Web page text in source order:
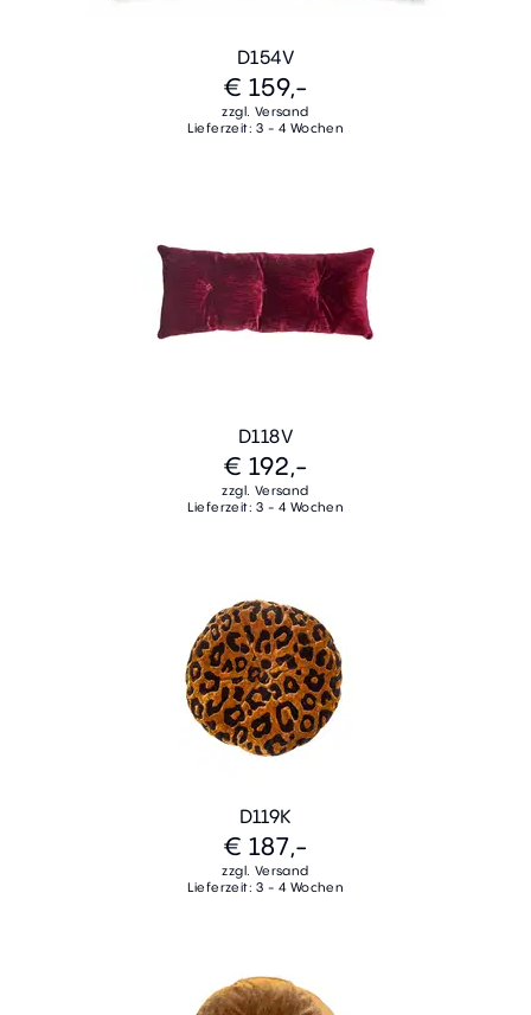
D154V
€ 159,-
zzgl. Versand
Lieferzeit: 3 - 4 Wochen
D118V
€ 192,-
zzgl. Versand
Lieferzeit: 3 - 4 Wochen
D119K
€ 187,-
zzgl. Versand
Lieferzeit: 3 - 4 Wochen